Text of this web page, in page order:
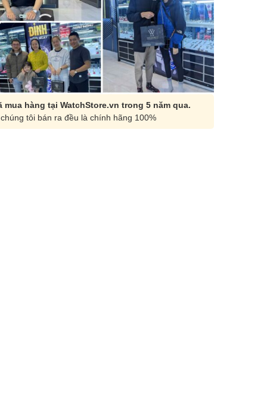
mua hàng tại WatchStore.vn trong 5 năm qua.
tôi bán ra đều là chính hãng 100%